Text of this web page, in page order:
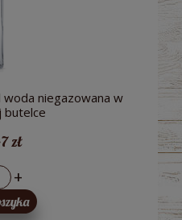
woda niegazowana w
butelce
zł
+